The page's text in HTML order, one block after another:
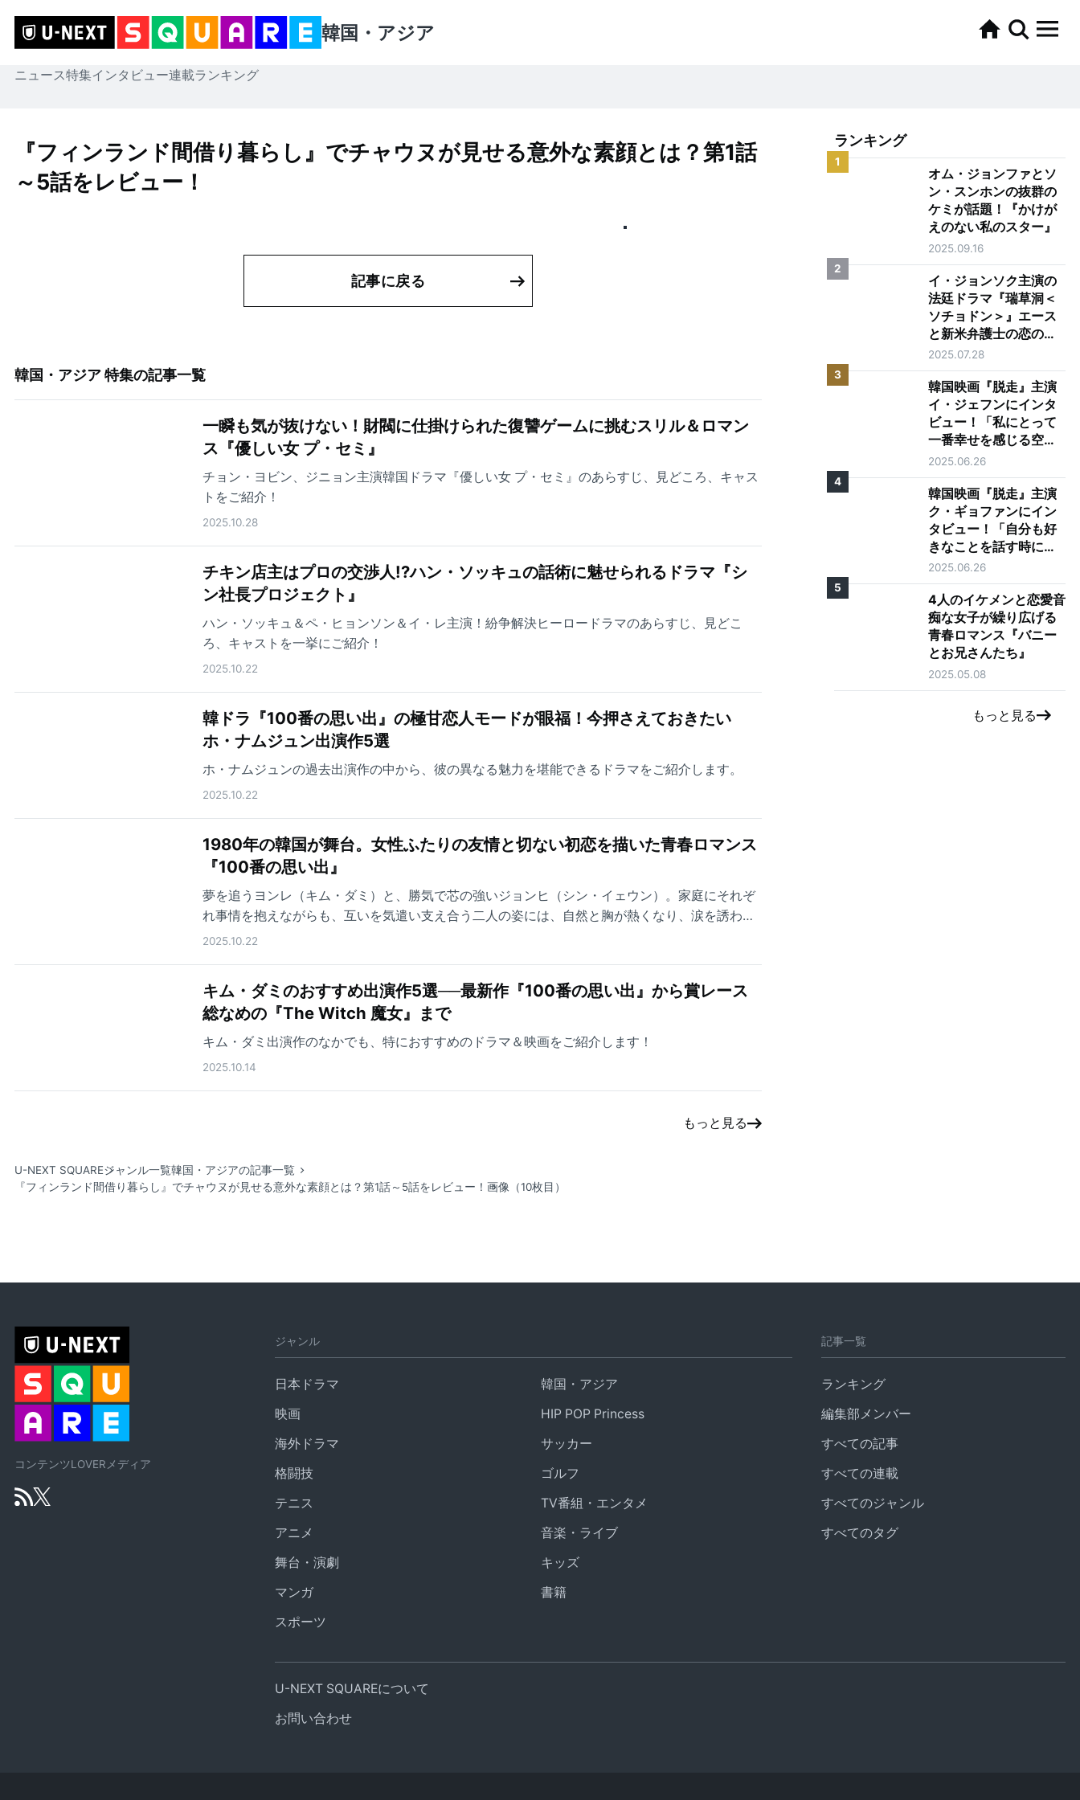
韓国・アジア
ニュース特集インタビュー連載ランキング
『フィンランド間借り暮らし』でチャウヌが見せる意外な素顔とは？第1話
～5話をレビュー！
記事に戻る
韓国・アジア 特集の記事一覧
一瞬も気が抜けない！財閥に仕掛けられた復讐ゲームに挑むスリル＆ロマン
ス『優しい女 プ・セミ』
チョン・ヨビン、ジニョン主演韓国ドラマ『優しい女 プ・セミ』のあらすじ、見どころ、キャス
トをご紹介！
2025.10.28
チキン店主はプロの交渉人!?ハン・ソッキュの話術に魅せられるドラマ『シ
ン社長プロジェクト』
ハン・ソッキュ＆ペ・ヒョンソン＆イ・レ主演！紛争解決ヒーロードラマのあらすじ、見どこ
ろ、キャストを一挙にご紹介！
2025.10.22
韓ドラ『100番の思い出』の極甘恋人モードが眼福！今押さえておきたい
ホ・ナムジュン出演作5選
ホ・ナムジュンの過去出演作の中から、彼の異なる魅力を堪能できるドラマをご紹介します。
2025.10.22
1980年の韓国が舞台。女性ふたりの友情と切ない初恋を描いた青春ロマンス
『100番の思い出』
夢を追うヨンレ（キム・ダミ）と、勝気で芯の強いジョンヒ（シン・イェウン）。家庭にそれぞ
れ事情を抱えながらも、互いを気遣い支え合う二人の姿には、自然と胸が熱くなり、涙を誘われ
る
2025.10.22
キム・ダミのおすすめ出演作5選──最新作『100番の思い出』から賞レース
総なめの『The Witch 魔女』まで
キム・ダミ出演作のなかでも、特におすすめのドラマ＆映画をご紹介します！
2025.10.14
もっと見る
U-NEXT SQUAREジャンル一覧韓国・アジアの記事一覧
『フィンランド間借り暮らし』でチャウヌが見せる意外な素顔とは？第1話～5話をレビュー！ 画像（10枚目）
ランキング
1
オム・ジョンファとソ
ン・スンホンの抜群の
ケミが話題！『かけが
えのない私のスター』
2025.09.16
2
イ・ジョンソク主演の
法廷ドラマ『瑞草洞＜
ソチョドン＞』エース
と新米弁護士の恋の行
方は？
2025.07.28
3
韓国映画『脱走』主演
イ・ジェフンにインタ
ビュー！「私にとって
一番幸せを感じる空
間、それは映画館で
す」
2025.06.26
4
韓国映画『脱走』主演
ク・ギョファンにイン
タビュー！「自分も好
きなことを話す時に目
が輝く人になりたい」
2025.06.26
5
4人のイケメンと恋愛音
痴な女子が繰り広げる
青春ロマンス『バニー
とお兄さんたち』
2025.05.08
もっと見る
コンテンツLOVERメディア
ジャンル
日本ドラマ
韓国・アジア
映画
HIP POP Princess
海外ドラマ
サッカー
格闘技
ゴルフ
テニス
TV番組・エンタメ
アニメ
音楽・ライブ
舞台・演劇
キッズ
マンガ
書籍
スポーツ
記事一覧
ランキング
編集部メンバー
すべての記事
すべての連載
すべてのジャンル
すべてのタグ
U-NEXT SQUAREについて
お問い合わせ